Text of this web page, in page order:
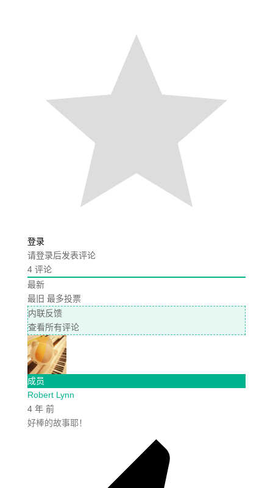
登录
请登录后发表评论
4评论
最新
最旧 最多投票
内联反馈
查看所有评论
成员
Robert Lynn
4 年 前
好棒的故事耶！